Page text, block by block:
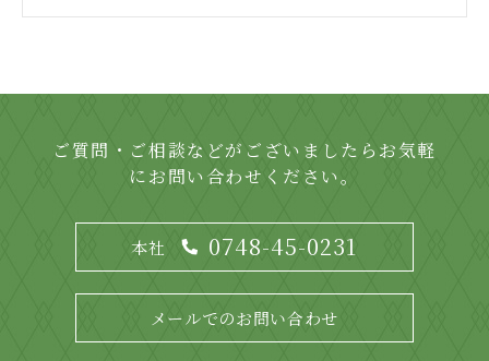
ご質問・ご相談などがございましたらお気軽
にお問い合わせください。
本社 0748-45-0231
メールでのお問い合わせ